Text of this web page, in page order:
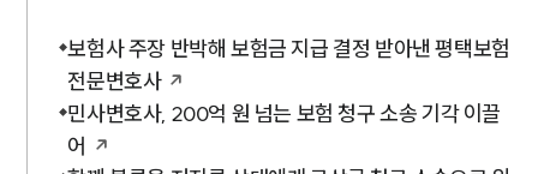
보험사 주장 반박해 보험금 지급 결정 받아낸 평택보험
전문변호사
민사변호사, 200억 원 넘는 보험 청구 소송 기각 이끌
어